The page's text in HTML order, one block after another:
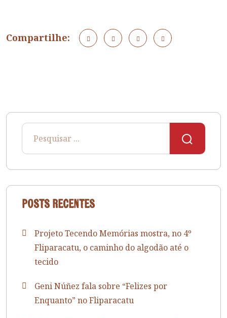
Compartilhe:
Posts recentes
Projeto Tecendo Memórias mostra, no 4º
Fliparacatu, o caminho do algodão até o
tecido
Geni Núñez fala sobre “Felizes por
Enquanto” no Fliparacatu